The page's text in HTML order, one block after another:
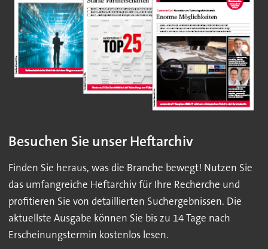
Besuchen Sie unser Heftarchiv
Finden Sie heraus, was die Branche bewegt! Nutzen Sie
das umfangreiche Heftarchiv für Ihre Recherche und
profitieren Sie von detaillierten Suchergebnissen. Die
aktuellste Ausgabe können Sie bis zu 14 Tage nach
Erscheinungstermin kostenlos lesen.